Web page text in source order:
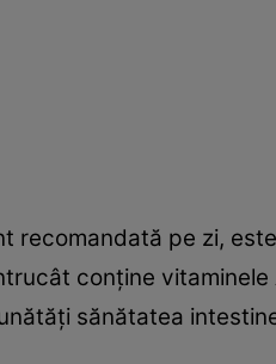
recomandată pe zi,
conţine
sănătatea